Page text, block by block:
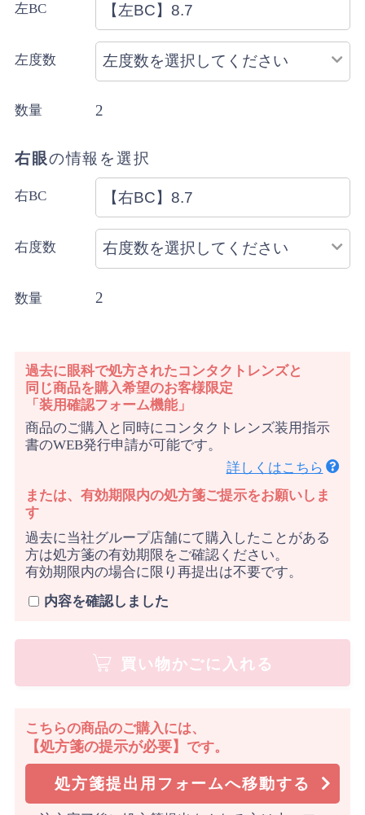
ご注文内容により上記と異なる場合があります。
配送方法のご指定はできません。
左BC
左度数
数量 2
右眼の情報を選択
右BC
右度数
数量 2
過去に眼科で処方されたコンタクトレンズと
同じ商品を購入希望のお客様限定
「装用確認フォーム機能」
商品のご購入と同時にコンタクトレンズ装用指示
書のWEB発行申請が可能です。
詳しくはこちら
または、有効期限内の処方箋ご提示をお願いしま
す
過去に当社グループ店舗にて購入したことがある
方は処方箋の有効期限をご確認ください。
有効期限内の場合に限り再提出は不要です。
内容を確認しました
買い物かごに入れる
こちらの商品のご購入には、
【処方箋の提示が必要】 です。
処方箋提出用フォームへ移動する